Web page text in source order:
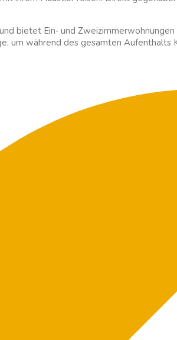
bietet Ein‑ und
um während des gesamten